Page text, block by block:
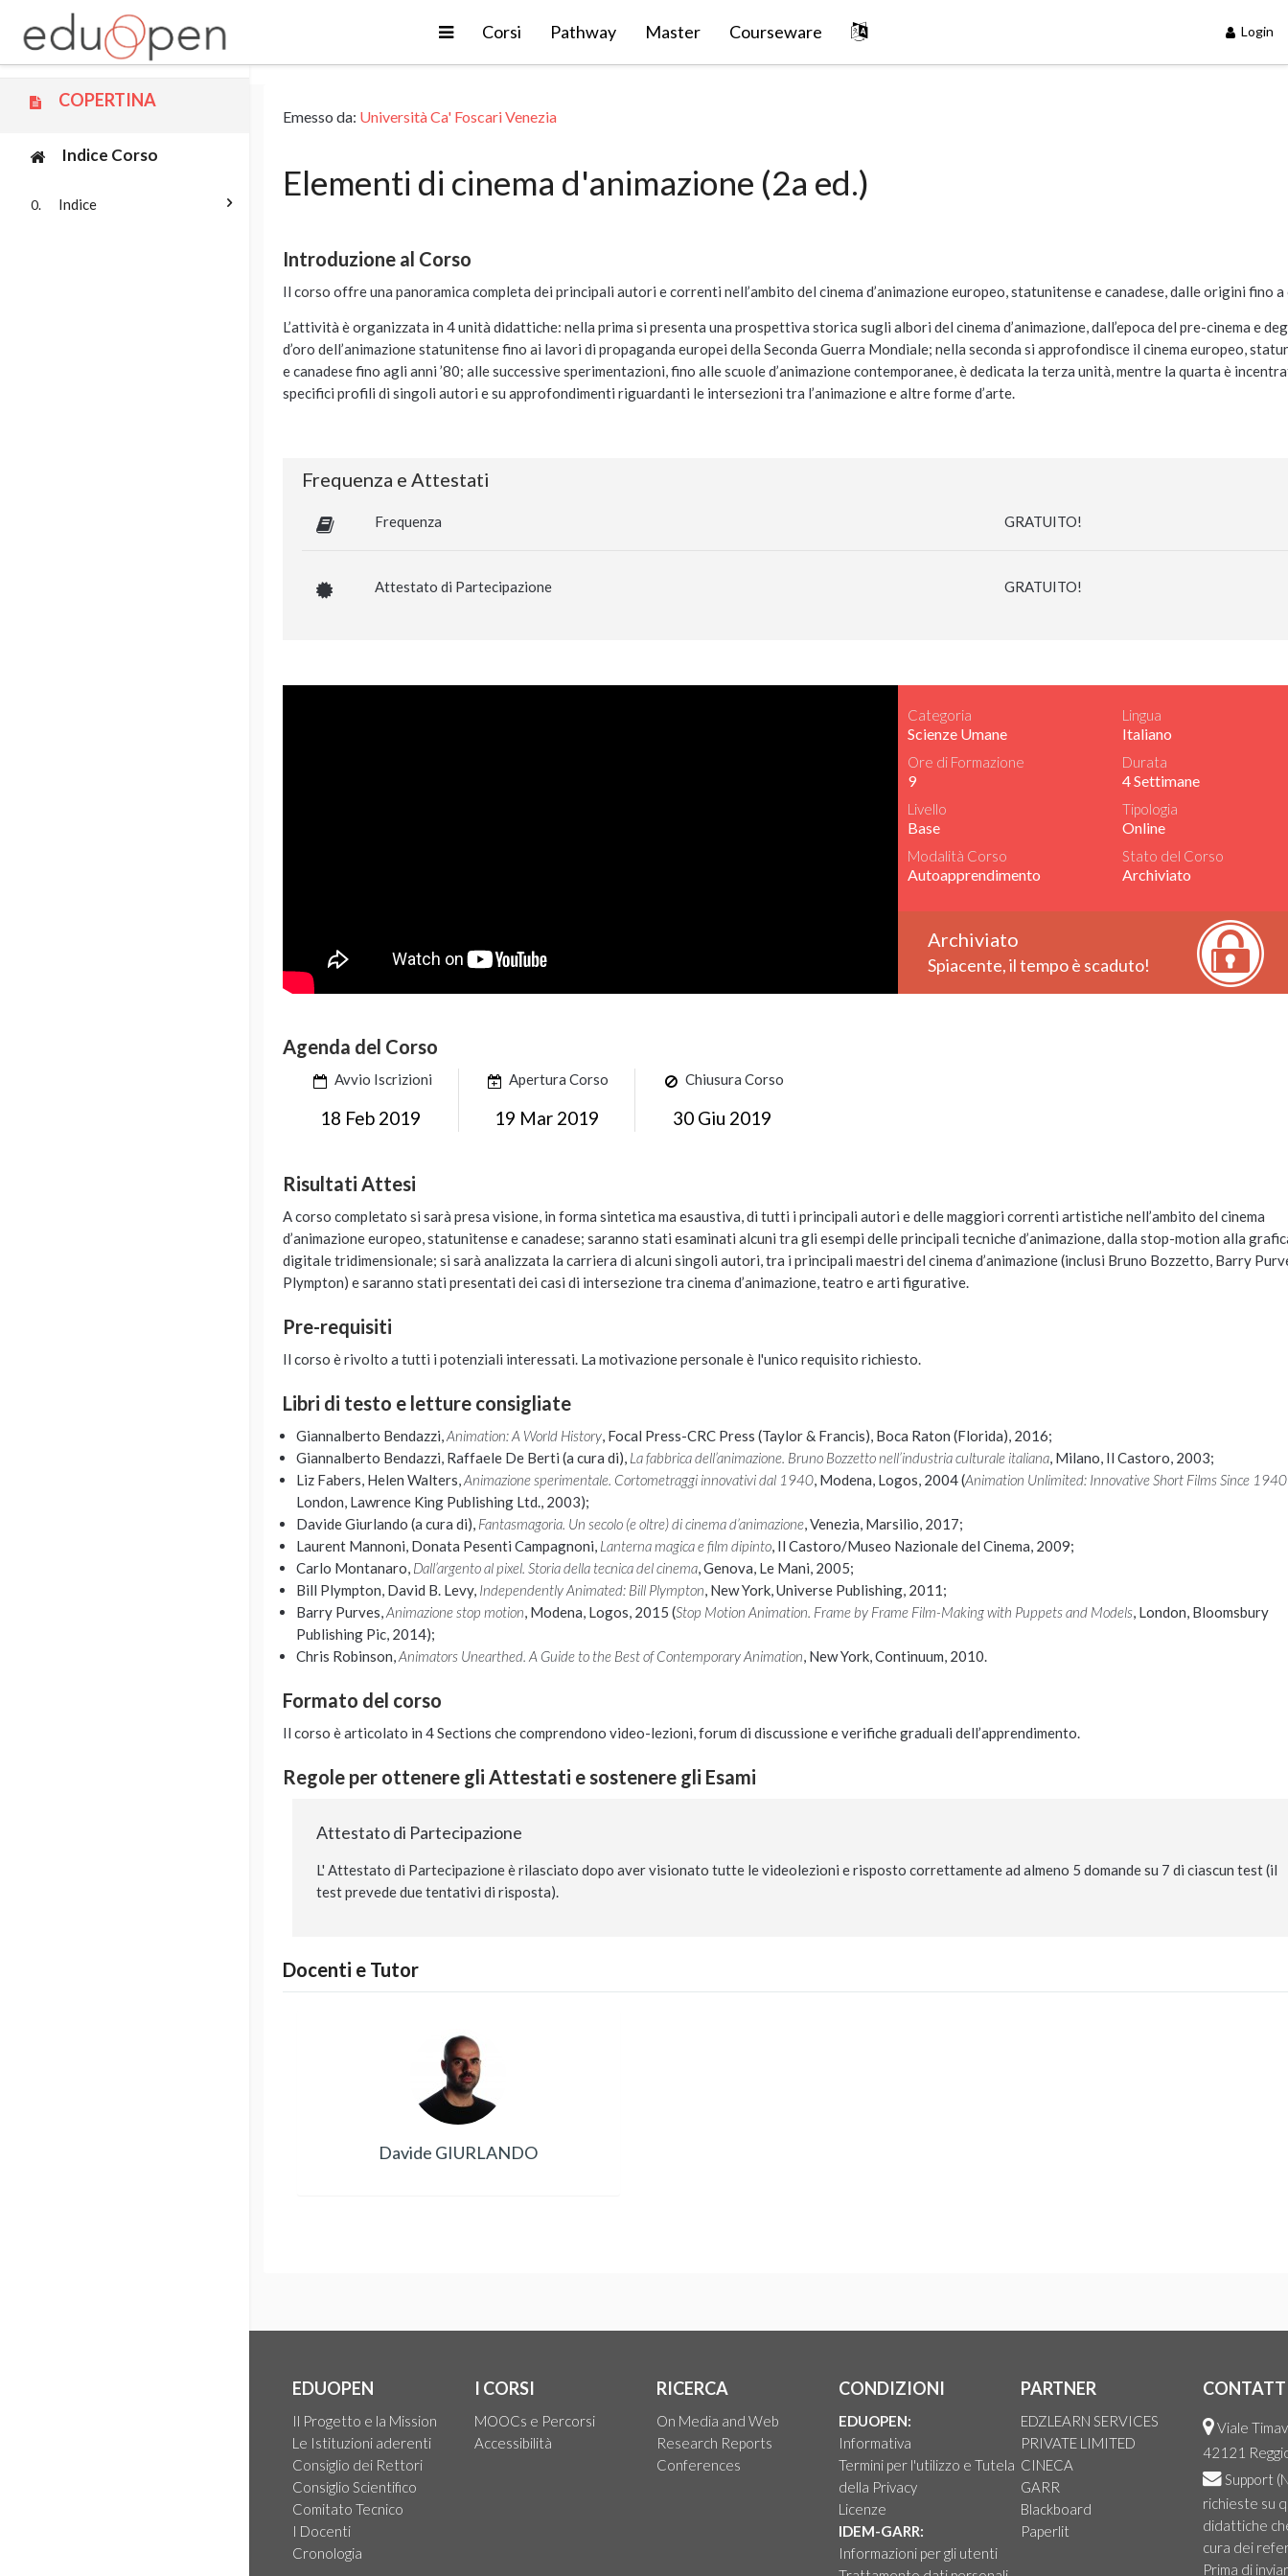
Vai al contenuto principale
Espandi
Corsi Pathway Master Courseware Login
COPERTINA
Indice Corso
0. Indice
Emesso da: Università Ca' Foscari Venezia
Elementi di cinema d'animazione (2a ed.)
Introduzione al Corso
Il corso offre una panoramica completa dei principali autori e correnti nell’ambito del cinema d’animazione europeo, statunitense e canadese, dalle origini fino
L’attività è organizzata in 4 unità didattiche: nella prima si presenta una prospettiva storica sugli albori del cinema d’animazione, dall’epoca del pre-cinema e
d’oro dell’animazione statunitense fino ai lavori di propaganda europei della Seconda Guerra Mondiale; nella seconda si approfondisce il cinema europeo,
e canadese fino agli anni ’80; alle successive sperimentazioni, fino alle scuole d’animazione contemporanee, è dedicata la terza unità, mentre la quarta è
specifici profili di singoli autori e su approfondimenti riguardanti le intersezioni tra l’animazione e altre forme d’arte.
Frequenza e Attestati
Frequenza GRATUITO!
Attestato di Partecipazione GRATUITO!
Categoria
Scienze Umane
Ore di Formazione
9
Livello
Base
Modalità Corso
Autoapprendimento
Lingua
Italiano
Durata
4 Settimane
Tipologia
Online
Stato del Corso
Archiviato
Archiviato
Spiacente, il tempo è scaduto!
Agenda del Corso
Avvio Iscrizioni
18 Feb 2019
Apertura Corso
19 Mar 2019
Chiusura Corso
30 Giu 2019
Risultati Attesi
A corso completato si sarà presa visione, in forma sintetica ma esaustiva, di tutti i principali autori e delle maggiori correnti artistiche nell’ambito del cinema
d’animazione europeo, statunitense e canadese; saranno stati esaminati alcuni tra gli esempi delle principali tecniche d’animazione, dalla stop-motion alla
digitale tridimensionale; si sarà analizzata la carriera di alcuni singoli autori, tra i principali maestri del cinema d’animazione (inclusi Bruno Bozzetto, Barry
Plympton) e saranno stati presentati dei casi di intersezione tra cinema d’animazione, teatro e arti figurative.
Pre-requisiti
Il corso è rivolto a tutti i potenziali interessati. La motivazione personale è l'unico requisito richiesto.
Libri di testo e letture consigliate
Giannalberto Bendazzi,Animation: A World History, Focal Press-CRC Press (Taylor & Francis), Boca Raton (Florida), 2016;
Giannalberto Bendazzi, Raffaele De Berti (a cura di), La fabbrica dell’animazione. Bruno Bozzetto nell’industria culturale italiana, Milano, Il Castoro, 2003;
Liz Fabers, Helen Walters,Animazione sperimentale. Cortometraggi innovativi dal 1940, Modena, Logos, 2004 (Animation Unlimited: Innovative Short Films Since 1940
London, Lawrence King Publishing Ltd., 2003);
Davide Giurlando (a cura di), Fantasmagoria. Un secolo (e oltre) di cinema d’animazione, Venezia, Marsilio, 2017;
Laurent Mannoni, Donata Pesenti Campagnoni, Lanterna magica e film dipinto, Il Castoro/Museo Nazionale del Cinema, 2009;
Carlo Montanaro, Dall’argento al pixel. Storia della tecnica del cinema, Genova, Le Mani, 2005;
Bill Plympton, David B. Levy, Independently Animated: Bill Plympton, New York, Universe Publishing, 2011;
Barry Purves,Animazione stop motion, Modena, Logos, 2015 (Stop Motion Animation. Frame by Frame Film-Making with Puppets and Models, London, Bloomsbury
Publishing Pic, 2014);
Chris Robinson,Animators Unearthed. A Guide to the Best of Contemporary Animation, New York, Continuum, 2010.
Formato del corso
Il corso è articolato in 4 Sections che comprendono video-lezioni, forum di discussione e verifiche graduali dell’apprendimento.
Regole per ottenere gli Attestati e sostenere gli Esami
Attestato di Partecipazione
L' Attestato di Partecipazione è rilasciato dopo aver visionato tutte le videolezioni e risposto correttamente ad almeno 5 domande su 7 di ciascun test (il
test prevede due tentativi di risposta).
Docenti e Tutor
Davide GIURLANDO
EDUOPEN
Il Progetto e la Mission
Le Istituzioni aderenti
Consiglio dei Rettori
Consiglio Scientifico
Comitato Tecnico
I Docenti
Cronologia
I CORSI
MOOCs e Percorsi
Accessibilità
RICERCA
On Media and Web
Research Reports
Conferences
CONDIZIONI
EDUOPEN:
Informativa
Termini per l'utilizzo e Tutela
della Privacy
Licenze
IDEM-GARR:
Informazioni per gli utenti
PARTNER
EDZLEARN SERVICES
PRIVATE LIMITED
CINECA
GARR
Blackboard
Paperlit
Viale
42121
Support
richieste su
didattiche
cura dei
Prima di